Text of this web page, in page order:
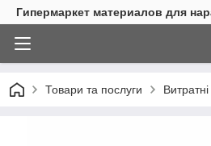
Гипермаркет материалов для
Товари та послуги